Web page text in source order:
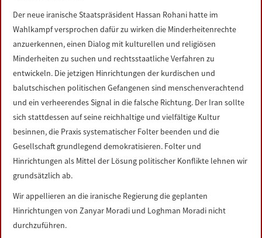
Der neue iranische Staatspräsident Hassan Rohani hatte im
Wahlkampf versprochen dafür zu wirken die Minderheitenrechte
anzuerkennen, einen Dialog mit kulturellen und religiösen
Minderheiten zu suchen und rechtsstaatliche Verfahren zu
entwickeln. Die jetzigen Hinrichtungen der kurdischen und
balutschischen politischen Gefangenen sind menschenverachtend
und ein verheerendes Signal in die falsche Richtung. Der Iran sollte
sich stattdessen auf seine reichhaltige und vielfältige Kultur
besinnen, die Praxis systematischer Folter beenden und die
Gesellschaft grundlegend demokratisieren. Folter und
Hinrichtungen als Mittel der Lösung politischer Konflikte lehnen wir
grundsätzlich ab.
Wir appellieren an die iranische Regierung die geplanten
Hinrichtungen von Zanyar Moradi und Loghman Moradi nicht
durchzuführen.